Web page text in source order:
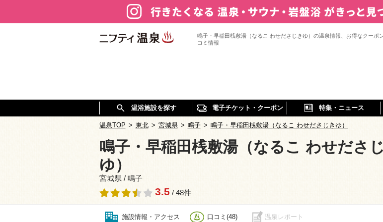
鳴子・早稲田桟敷湯（なるこ わせださじきゆ）の温泉情報、お得なクーポ
コミ情報
温浴施設を探す 電子チケット・クーポン 特集・ニュース
温泉TOP > 東北 > 宮城県 > 鳴子 > 鳴子・早稲田桟敷湯（なるこ わせださじきゆ）
鳴子・早稲田桟敷湯（なるこ わせださ
ゆ）
宮城県 / 鳴子
3.5 / 48件
施設情報・アクセス 口コミ(48) 温泉レポート